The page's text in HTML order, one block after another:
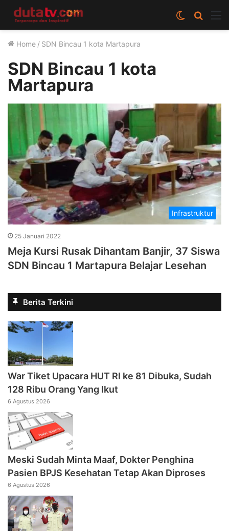
Cari
berita
Switch
skin
Home / SDN Bincau 1 kota Martapura
SDN Bincau 1 kota
Martapura
Infrastruktur
25 Januari 2022
Meja Kursi Rusak Dihantam Banjir, 37 Siswa
SDN Bincau 1 Martapura Belajar Lesehan
Berita Terkini
War Tiket Upacara HUT RI ke 81 Dibuka, Sudah
128 Ribu Orang Yang Ikut
6 Agustus 2026
Meski Sudah Minta Maaf, Dokter Penghina
Pasien BPJS Kesehatan Tetap Akan Diproses
6 Agustus 2026